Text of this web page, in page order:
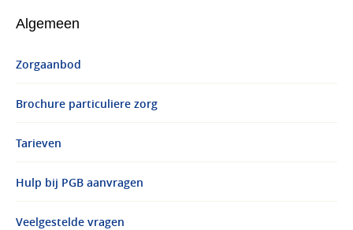
Algemeen
Zorgaanbod
Brochure particuliere zorg
Tarieven
Hulp bij PGB aanvragen
Veelgestelde vragen